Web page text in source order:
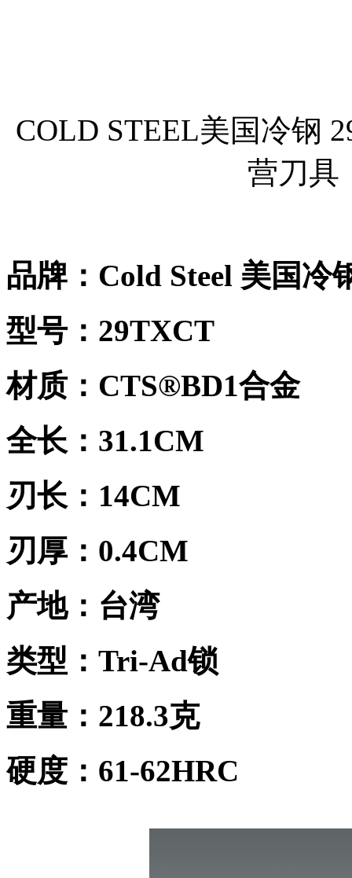
COLD STEEL美国冷钢
营刀具
品牌：Cold Steel 美国冷
型号：29TXCT
材质：CTS®BD1合金
全长：31.1CM
刃长：14CM
刃厚：0.4CM
产地：台湾
类型：Tri-Ad锁
重量：218.3克
硬度：61-62HRC